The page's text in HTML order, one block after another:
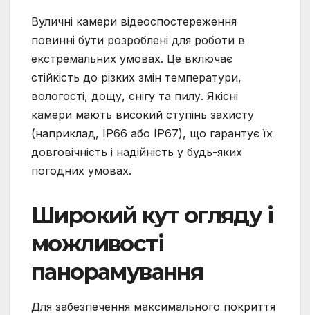
Вуличні камери відеоспостереження
повинні бути розроблені для роботи в
екстремальних умовах. Це включає
стійкість до різких змін температури,
вологості, дощу, снігу та пилу. Якісні
камери мають високий ступінь захисту
(наприклад, IP66 або IP67), що гарантує їх
довговічність і надійність у будь-яких
погодних умовах.
Широкий кут огляду і
можливості
панорамування
Для забезпечення максимального покриття